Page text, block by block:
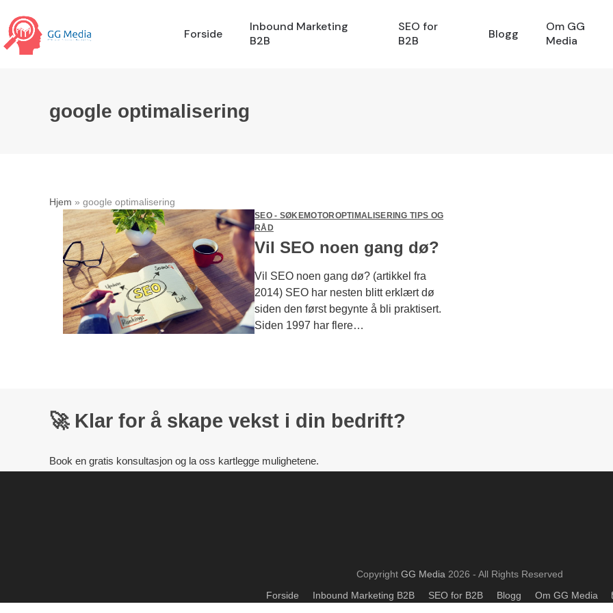
content
Forside
Inbound Marketing
B2B
SEO for
B2B
Blogg
Om GG
Media
google optimalisering
Hjem » google optimalisering
SEO - SØKEMOTOROPTIMALISERING TIPS OG
RÅD
Vil SEO noen gang dø?
Vil SEO noen gang dø? (artikkel fra
2014) SEO har nesten blitt erklært dø
siden den først begynte å bli praktisert.
Siden 1997 har flere…
🚀 Klar for å skape vekst i din bedrift?
Book en gratis konsultasjon og la oss kartlegge mulighetene.
Copyright GG Media 2026 - All Rights Reserved
Forside
Inbound Marketing B2B SEO for B2B Blogg Om GG Media